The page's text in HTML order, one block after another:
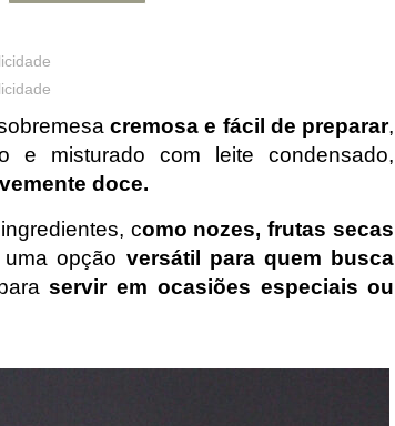
cremosa e fácil de preparar,
e misturado com leite condensado,
doce.
ingredientes, como nozes, frutas secas
opção versátil para quem busca
servir em ocasiões especiais ou